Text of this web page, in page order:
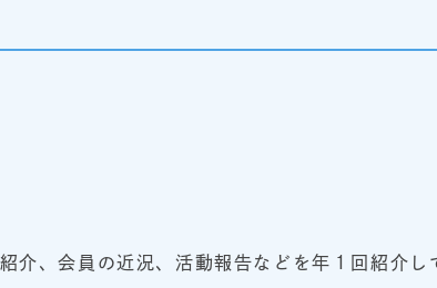
介、会員の近況、活動報告などを年１回紹介し